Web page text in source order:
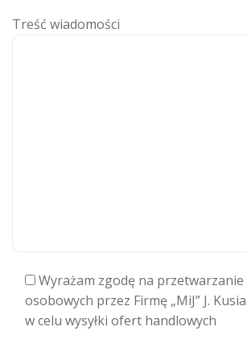
Treść wiadomości
Wyrażam zgodę na przetwarzanie
osobowych przez Firmę „MiJ” J.
w celu wysyłki ofert handlowych